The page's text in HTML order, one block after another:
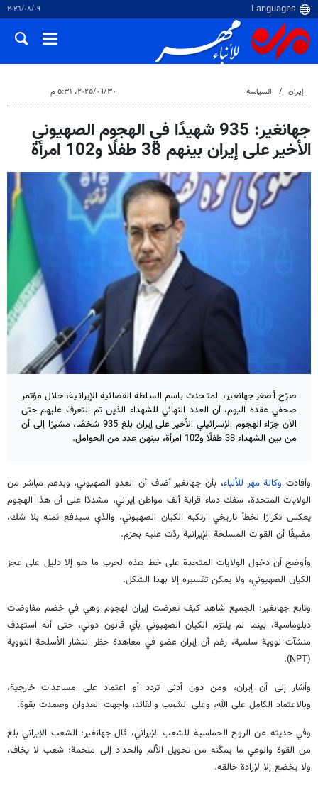
٠٩‏/٠٨‏/٢٠٢٦
إيران السياسة ٣٠‏/٠٦‏/٢٠٢٥، ٥:٣١ م
جهانغير: 935 شهيدًا في الهجوم الصهيوني
الأخير على إيران بينهم 38 طفلًا و102 امرأة
صرّح أصغر جهانغير، المتحدث باسم السلطة القضائية الإيرانية، خلال مؤتمر
صحفي عقده اليوم، أن العدد النهائي للشهداء الذين تم التعرف عليهم حتى
الآن جرّاء الهجوم الإسرائيلي الأخير على إيران بلغ 935 شخصًا، مشيرًا إلى أن
من بين الشهداء 38 طفلًا و102 امرأة، بينهن عدد من الحوامل.
وأفادت وكالة مهر للأنباء، بأن جهانغير أضاف أن العدو الصهيوني، وبدعم مباشر من
الولايات المتحدة، سفك دماء قرابة ألف مواطن إيراني، مشددًا على أن هذا الهجوم
يعكس تكرارًا لخطأ تاريخي ارتكبه الكيان الصهيوني، والذي سيدفع ثمنه بلا شك،
مضيفًا أن القوات المسلحة الإيرانية ردّت عليه بحزم.
وأوضح أن دخول الولايات المتحدة على خط هذه الحرب ما هو إلا دليل على عجز
الكيان الصهيوني، ولا يمكن تفسيره إلا بهذا الشكل.
وتابع جهانغير: الجميع شاهد كيف تعرضت إيران لهجوم وهي في خضم مفاوضات
دبلوماسية، بينما لم يلتزم الكيان الصهيوني بأي قانون دولي، حتى أنه استهدف
منشآت نووية سلمية، رغم أن إيران عضو في معاهدة حظر انتشار الأسلحة النووية
(NPT).
وأشار إلى أن إيران، ومن دون أدنى تردد أو اعتماد على مساعدات خارجية،
وبالاعتماد الكامل على الله، وعلى الشعب والقائد، واجهت العدوان وصمدت بقوة.
وفي حديثه عن الروح الحماسية للشعب الإيراني، قال جهانغير: الشعب الإيراني بلغ
من القوة والوعي ما يمكّنه من تحويل الألم والحداد إلى ملحمة؛ شعب لا يخاف،
ولا يخضع إلا لإرادة خالقه.